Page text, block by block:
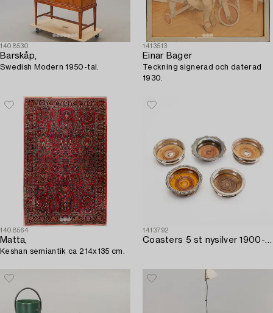
1408530
Barskåp,
Swedish Modern 1950-tal.
1413513
Einar Bager
Teckning signerad och daterad
1930.
1408564
Matta,
Keshan semiantik ca 214x135 cm.
1413792
Coasters 5 st nysilver 1900-talets mitt.